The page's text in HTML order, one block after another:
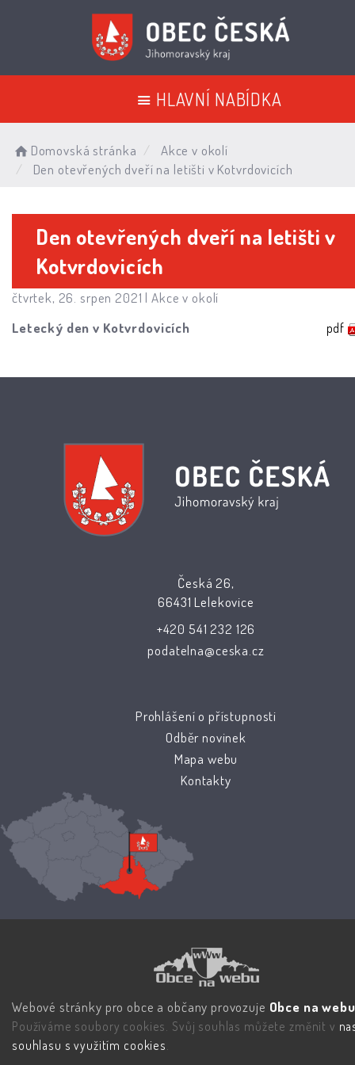
HLAVNÍ NABÍDKA
Domovská stránka
Akce v okolí
Den otevřených dveří na letišti v Kotvrdovicích
Den otevřených dveří na letišti v
Kotvrdovicích
čtvrtek, 26. srpen 2021 |Akce v okolí
Letecký den v Kotvrdovicích
pdf
Česká 26,
66431 Lelekovice
+420 541 232 126
podatelna@ceska.cz
Prohlášení o přístupnosti
Odběr novinek
Mapa webu
Kontakty
Webové stránky pro obce a občany provozuje Obce na
Používáme soubory cookies. Svůj souhlas můžete změnit v
souhlasu s využitím cookies.